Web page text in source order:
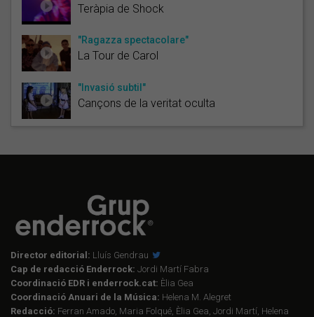
Teràpia de Shock
"Ragazza spectacolare"
La Tour de Carol
"Invasió subtil"
Cançons de la veritat oculta
Director editorial: Lluís Gendrau
Cap de redacció Enderrock: Jordi Martí Fabra
Coordinació EDR i enderrock.cat: Èlia Gea
Coordinació Anuari de la Música: Helena M. Alegret
Redacció: Ferran Amado, Maria Folqué, Èlia Gea, Jordi Martí, Helena